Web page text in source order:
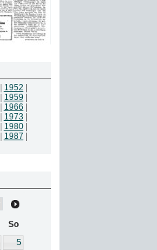
1952
1959
1966
1973
1980|
1987
So
5